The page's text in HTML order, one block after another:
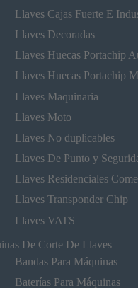
Llaves Cajas Fuerte E
Llaves Decoradas
Llaves Huecas Portachip
Llaves Huecas Portachip
Llaves Maquinaria
Llaves Moto
Llaves No duplicables
Llaves De Punto y
Llaves Residenciales
Llaves Transponder Chip
Llaves VATS
De Corte De Llaves
Bandas Para Máquinas
Baterías Para Máquinas